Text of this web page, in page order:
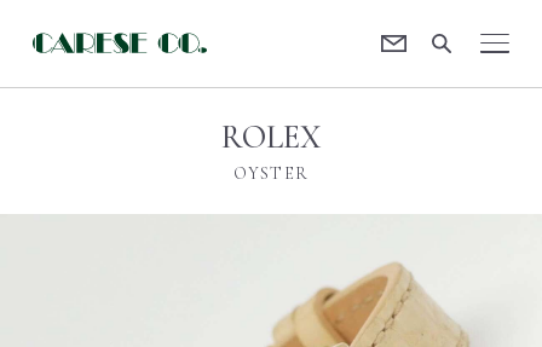
ROLEX
OYSTER